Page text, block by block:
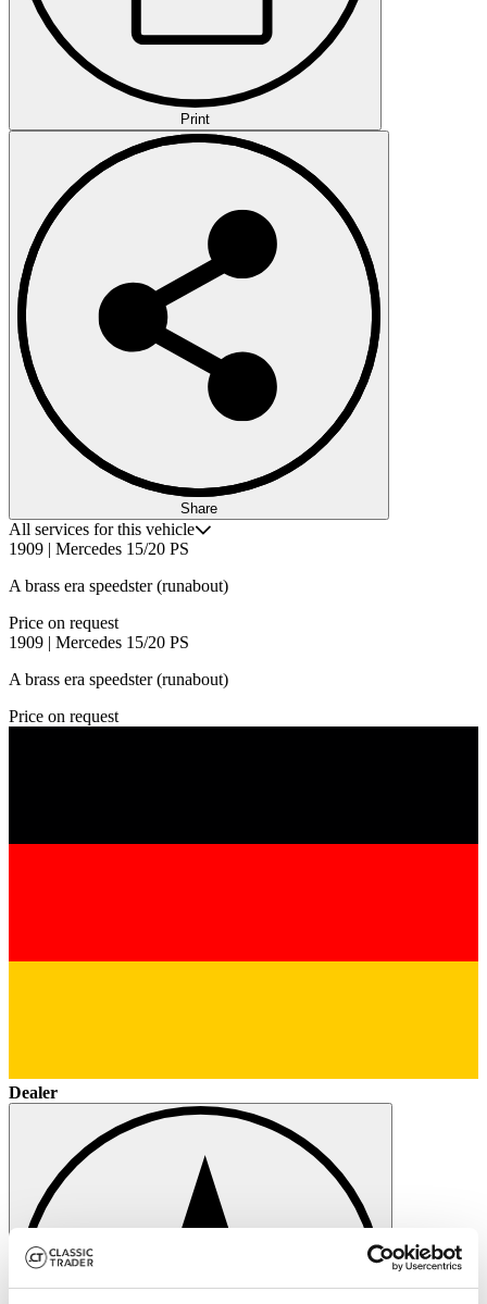
Print
Share
All services for this vehicle
1909 | Mercedes 15/20 PS
A brass era speedster (runabout)
Price on request
1909 | Mercedes 15/20 PS
A brass era speedster (runabout)
Price on request
Dealer